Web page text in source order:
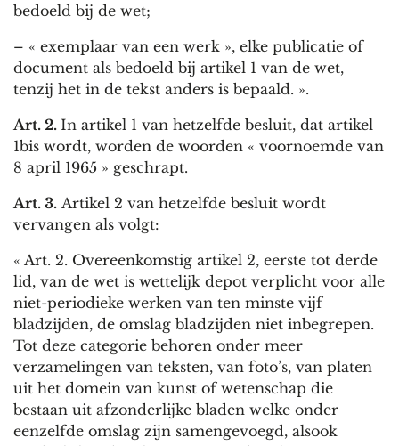
bedoeld bij de wet;
– « exemplaar van een werk », elke publicatie of
document als bedoeld bij artikel 1 van de wet,
tenzij het in de tekst anders is bepaald. ».
Art. 2. In artikel 1 van hetzelfde besluit, dat artikel
1bis wordt, worden de woorden « voornoemde van
8 april 1965 » geschrapt.
Art. 3. Artikel 2 van hetzelfde besluit wordt
vervangen als volgt:
« Art. 2. Overeenkomstig artikel 2, eerste tot derde
lid, van de wet is wettelijk depot verplicht voor alle
niet-periodieke werken van ten minste vijf
bladzijden, de omslag bladzijden niet inbegrepen.
Tot deze categorie behoren onder meer
verzamelingen van teksten, van foto’s, van platen
uit het domein van kunst of wetenschap die
bestaan uit afzonderlijke bladen welke onder
eenzelfde omslag zijn samengevoegd, alsook